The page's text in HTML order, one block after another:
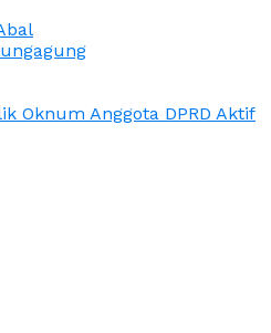
Oknum Anggota DPRD Aktif